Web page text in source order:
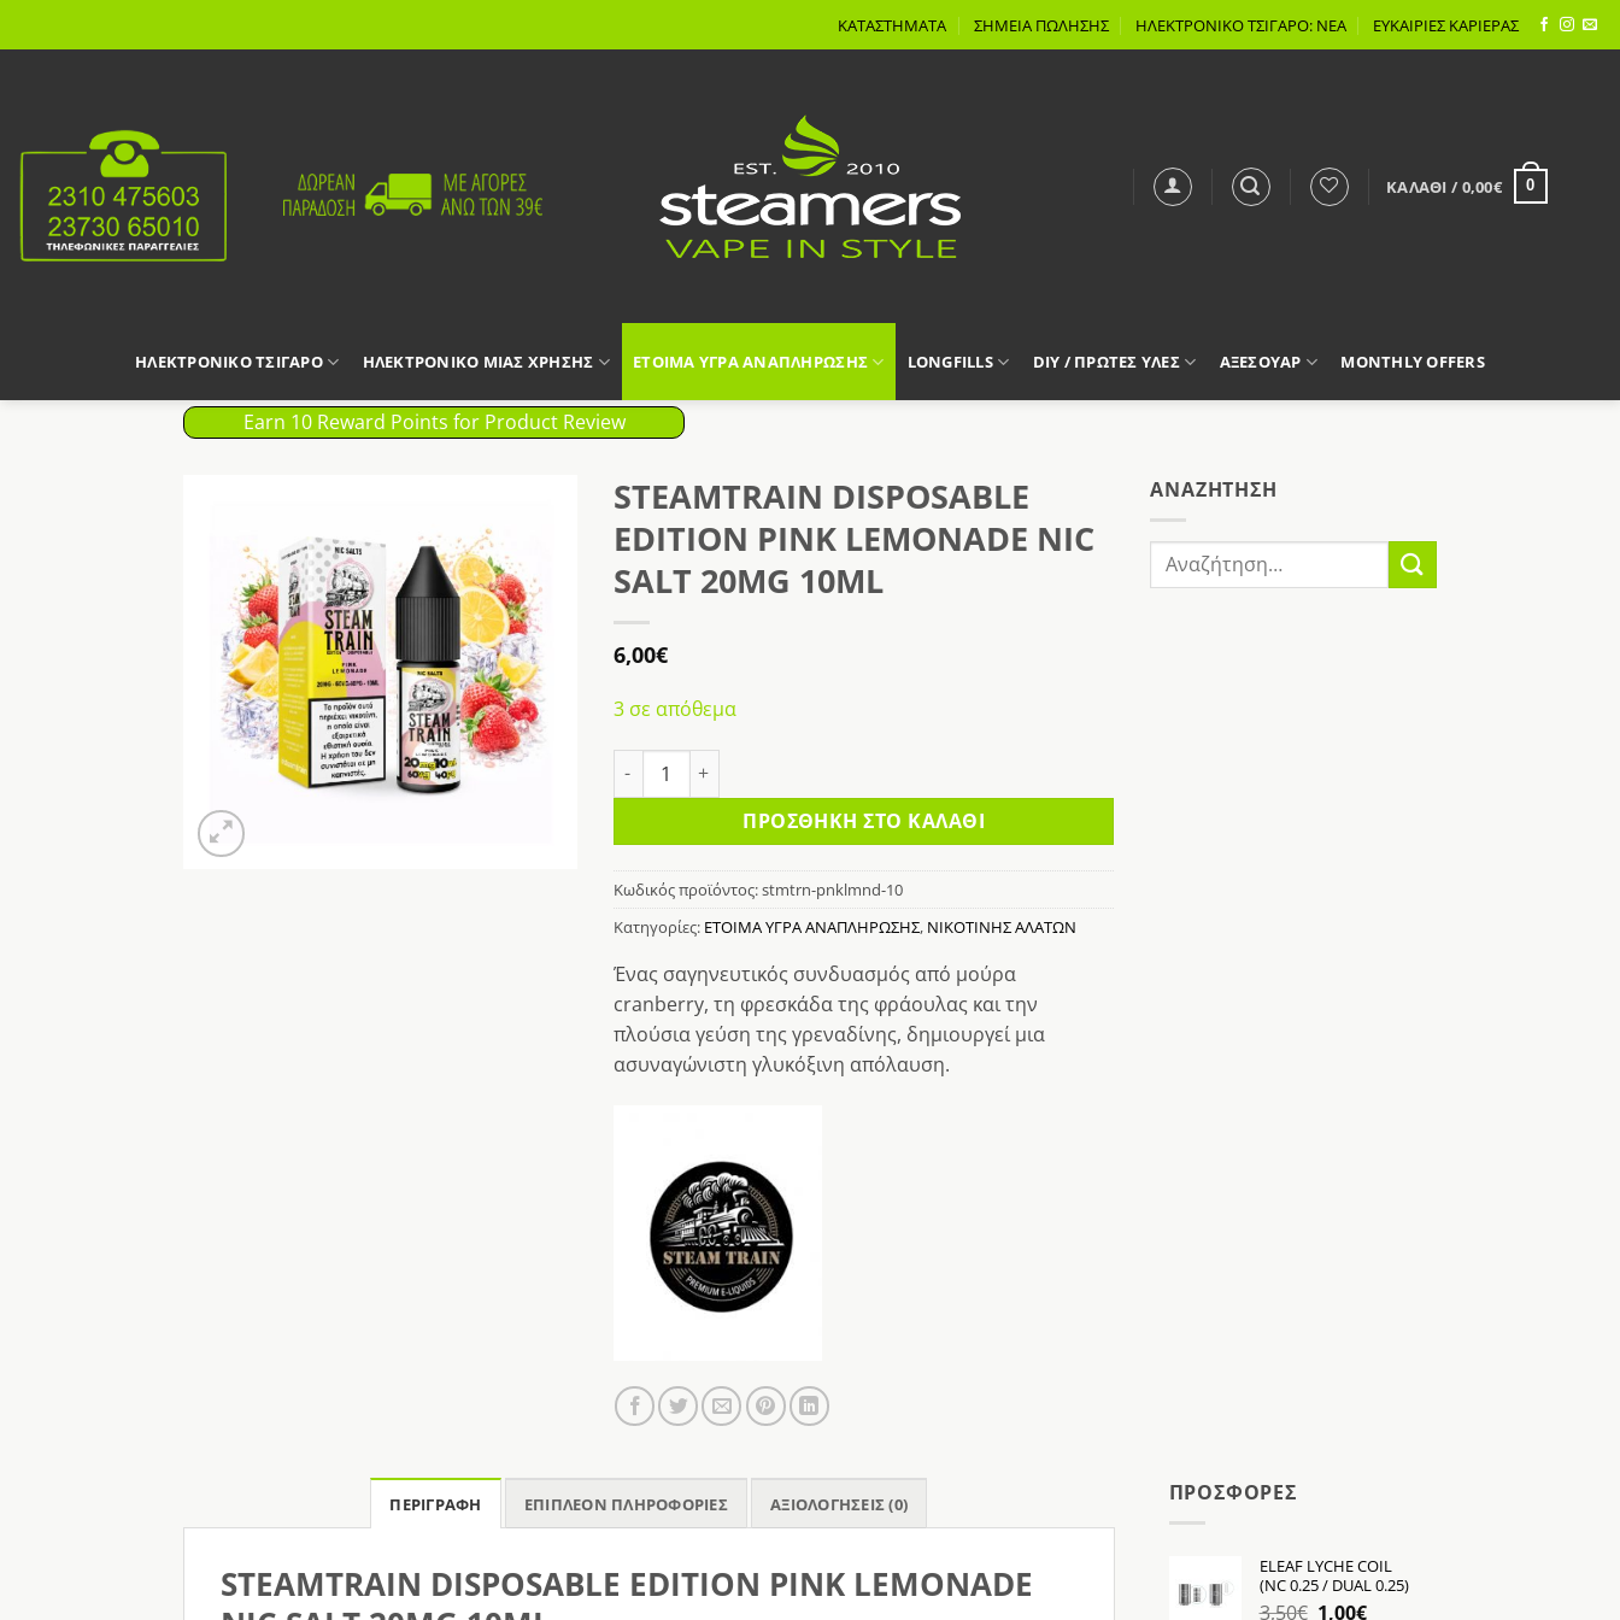
στο
ΚΑΤΑΣΤΗΜΑΤΑ ΣΗΜΕΙΑ ΠΩΛΗΣΗΣ ΗΛΕΚΤΡΟΝΙΚΟ ΤΣΙΓΑΡΟ: ΝΕΑ ΕΥΚΑΙΡΙΕΣ ΚΑΡΙΕΡΑΣ
ΚΑΛΆΘΙ / 0,00€ 0
ΗΛΕΚΤΡΟΝΙΚΟ ΤΣΙΓΑΡΟ ΗΛΕΚΤΡΟΝΙΚΟ ΜΙΑΣ ΧΡΗΣΗΣ ΕΤΟΙΜΑ ΥΓΡΑ ΑΝΑΠΛΗΡΩΣΗΣ LONGFILLS DIY / ΠΡΩΤΕΣ ΥΛΕΣ ΑΞΕΣΟΥΑΡ MONTHLY OFFERS
Earn 10 Reward Points for Product Review
Προσθήκη
στη Λίστα
STEAMTRAIN DISPOSABLE
EDITION PINK LEMONADE NIC
SALT 20MG 10ML
6,00€
3 σε απόθεμα
ΠΡΟΣΘΉΚΗ ΣΤΟ ΚΑΛΆΘΙ
Κωδικός προϊόντος:stmtrn-pnklmnd-10
Κατηγορίες: ΕΤΟΙΜΑ ΥΓΡΑ ΑΝΑΠΛΗΡΩΣΗΣ, ΝΙΚΟΤΙΝΗΣ ΑΛΑΤΩΝ
Ένας σαγηνευτικός συνδυασμός από μούρα
cranberry, τη φρεσκάδα της φράουλας και την
πλούσια γεύση της γρεναδίνης, δημιουργεί μια
ασυναγώνιστη γλυκόξινη απόλαυση.
AΝΑΖΉΤΗΣΗ
Αναζήτηση
για:
ΠΕΡΙΓΡΑΦΉ ΕΠΙΠΛΈΟΝ ΠΛΗΡΟΦΟΡΊΕΣ ΑΞΙΟΛΟΓΉΣΕΙΣ (0)
STEAMTRAIN DISPOSABLE EDITION PINK LEMONADE
ΠΡΟΣΦΟΡΕΣ
ELEAF LYCHE COIL
(NC 0.25 / DUAL 0.25)
3,50€ Original
1,00€Η